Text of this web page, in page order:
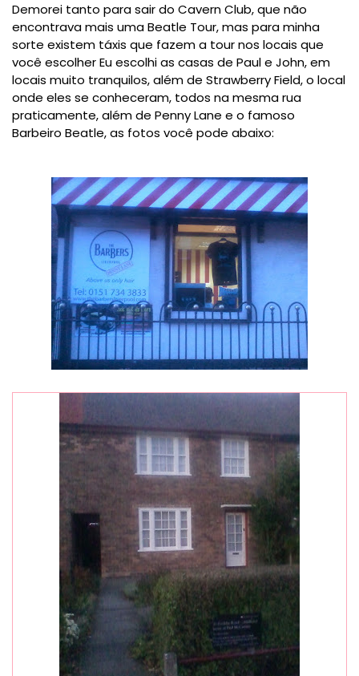
Demorei tanto para sair do Cavern Club, que não
encontrava mais uma Beatle Tour, mas para minha
sorte existem táxis que fazem a tour nos locais que
você escolher Eu escolhi as casas de Paul e John, em
locais muito tranquilos, além de Strawberry Field, o local
onde eles se conheceram, todos na mesma rua
praticamente, além de Penny Lane e o famoso
Barbeiro Beatle, as fotos você pode abaixo: